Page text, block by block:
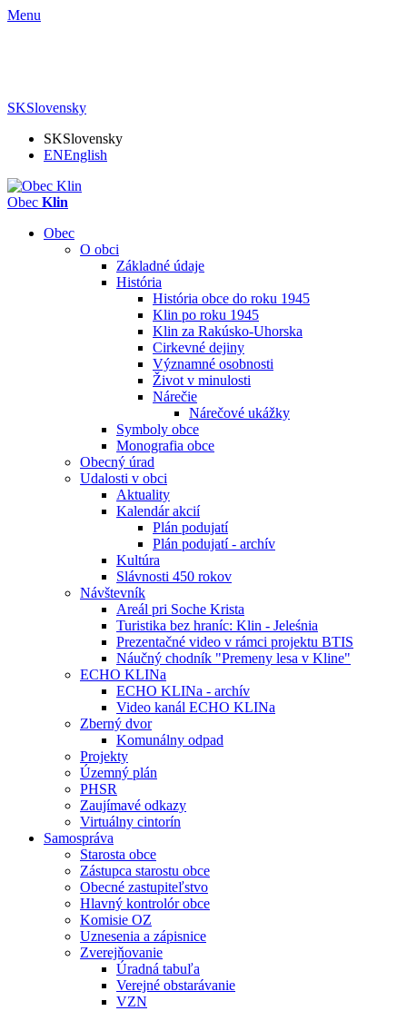
Menu
SKSlovensky
SKSlovensky
ENEnglish
Obec Klin
Obec
O obci
Základné údaje
História
História obce do roku 1945
Klin po roku 1945
Klin za Rakúsko-Uhorska
Cirkevné dejiny
Významné osobnosti
Život v minulosti
Nárečie
Nárečové ukážky
Symboly obce
Monografia obce
Obecný úrad
Udalosti v obci
Aktuality
Kalendár akcií
Plán podujatí
Plán podujatí - archív
Kultúra
Slávnosti 450 rokov
Návštevník
Areál pri Soche Krista
Turistika bez hraníc: Klin - Jeleśnia
Prezentačné video v rámci projektu BTIS
Náučný chodník "Premeny lesa v Kline"
ECHO KLINa
ECHO KLINa - archív
Video kanál ECHO KLINa
Zberný dvor
Komunálny odpad
Projekty
Územný plán
PHSR
Zaujímavé odkazy
Virtuálny cintorín
Samospráva
Starosta obce
Zástupca starostu obce
Obecné zastupiteľstvo
Hlavný kontrolór obce
Komisie OZ
Uznesenia a zápisnice
Zverejňovanie
Úradná tabuľa
Verejné obstarávanie
VZN